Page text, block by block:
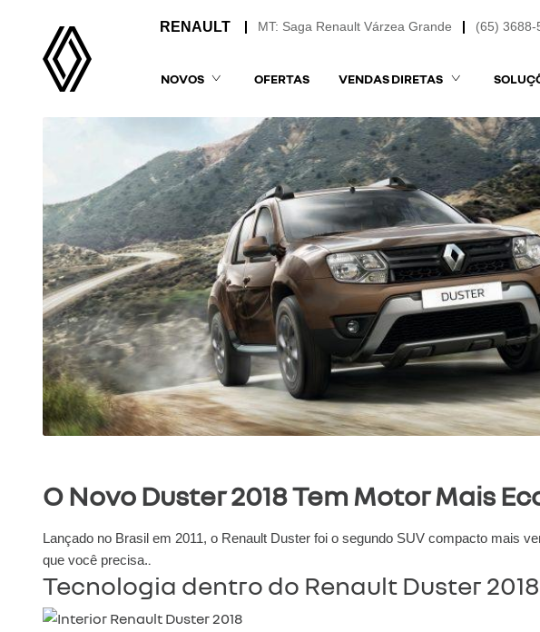
(65) 3688-
MT: Saga Renault Várzea Grande
NOVOS OFERTAS VENDAS DIRETAS
O Novo Duster 2018 Tem Motor Mais
Lançado no Brasil em 2011, o Renault Duster foi o segundo SUV compacto mais
que você precisa..
Tecnologia dentro do Renault Duster 2018